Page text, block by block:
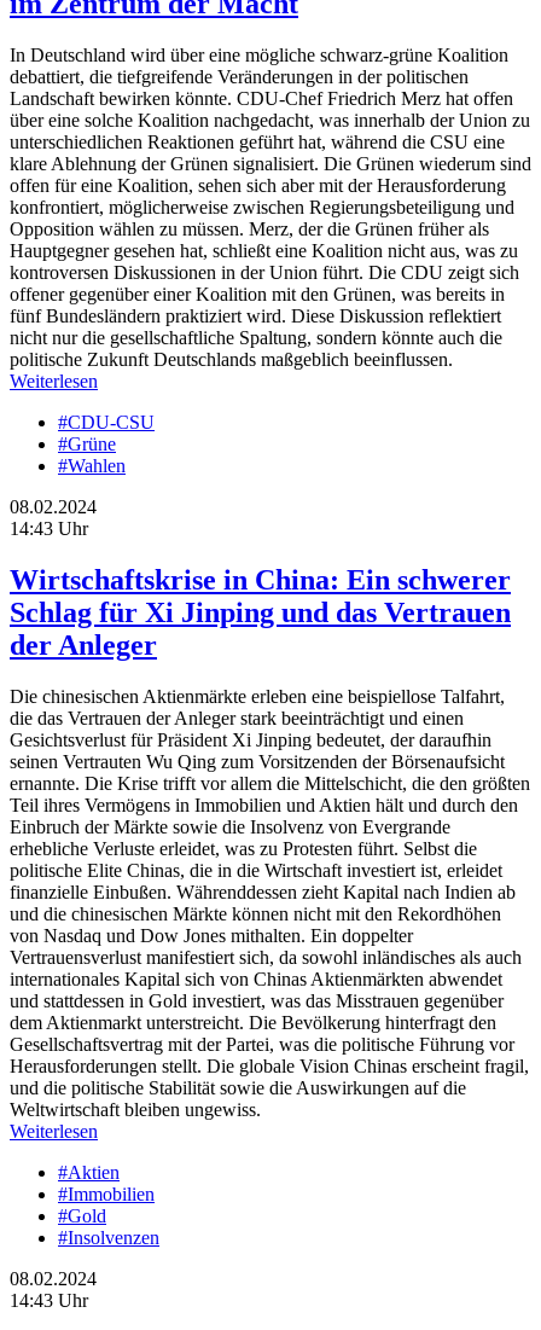
In Deutschland wird über eine mögliche schwarz-grüne Koalition
debattiert, die tiefgreifende Veränderungen in der politischen
Landschaft bewirken könnte. CDU-Chef Friedrich Merz hat offen
über eine solche Koalition nachgedacht, was innerhalb der Union zu
unterschiedlichen Reaktionen geführt hat, während die CSU eine
klare Ablehnung der Grünen signalisiert. Die Grünen wiederum sind
offen für eine Koalition, sehen sich aber mit der Herausforderung
konfrontiert, möglicherweise zwischen Regierungsbeteiligung und
Opposition wählen zu müssen. Merz, der die Grünen früher als
Hauptgegner gesehen hat, schließt eine Koalition nicht aus, was zu
kontroversen Diskussionen in der Union führt. Die CDU zeigt sich
offener gegenüber einer Koalition mit den Grünen, was bereits in
fünf Bundesländern praktiziert wird. Diese Diskussion reflektiert
nicht nur die gesellschaftliche Spaltung, sondern könnte auch die
politische Zukunft Deutschlands maßgeblich beeinflussen.
Weiterlesen
#CDU-CSU
#Grüne
#Wahlen
08.02.2024
14:43 Uhr
Wirtschaftskrise in China: Ein schwerer
Schlag für Xi Jinping und das Vertrauen
der Anleger
Die chinesischen Aktienmärkte erleben eine beispiellose Talfahrt,
die das Vertrauen der Anleger stark beeinträchtigt und einen
Gesichtsverlust für Präsident Xi Jinping bedeutet, der daraufhin
seinen Vertrauten Wu Qing zum Vorsitzenden der Börsenaufsicht
ernannte. Die Krise trifft vor allem die Mittelschicht, die den größten
Teil ihres Vermögens in Immobilien und Aktien hält und durch den
Einbruch der Märkte sowie die Insolvenz von Evergrande
erhebliche Verluste erleidet, was zu Protesten führt. Selbst die
politische Elite Chinas, die in die Wirtschaft investiert ist, erleidet
finanzielle Einbußen. Währenddessen zieht Kapital nach Indien ab
und die chinesischen Märkte können nicht mit den Rekordhöhen
von Nasdaq und Dow Jones mithalten. Ein doppelter
Vertrauensverlust manifestiert sich, da sowohl inländisches als auch
internationales Kapital sich von Chinas Aktienmärkten abwendet
und stattdessen in Gold investiert, was das Misstrauen gegenüber
dem Aktienmarkt unterstreicht. Die Bevölkerung hinterfragt den
Gesellschaftsvertrag mit der Partei, was die politische Führung vor
Herausforderungen stellt. Die globale Vision Chinas erscheint fragil,
und die politische Stabilität sowie die Auswirkungen auf die
Weltwirtschaft bleiben ungewiss.
Weiterlesen
#Aktien
#Immobilien
#Gold
#Insolvenzen
08.02.2024
14:43 Uhr